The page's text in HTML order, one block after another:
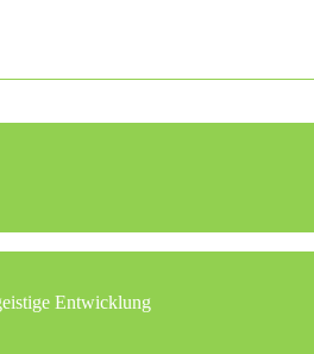
Entwicklung